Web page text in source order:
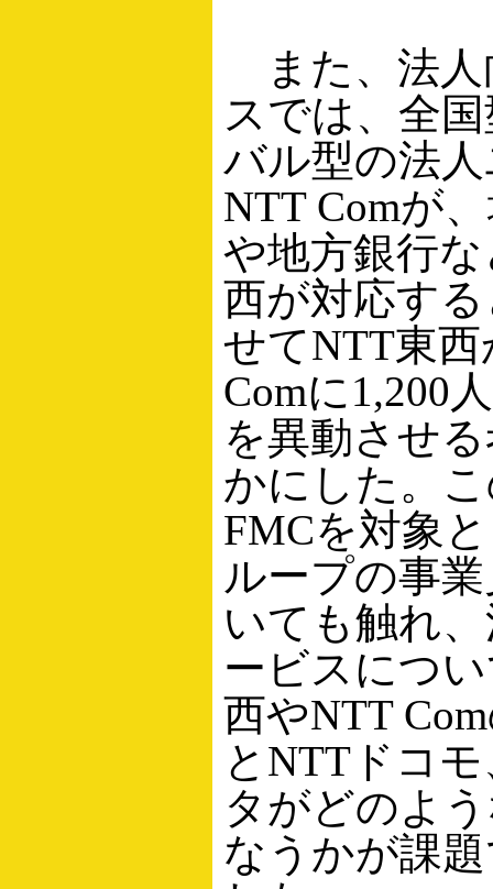
また、法人
スでは、全
バル型の法
NTT Comが
や地方銀行
西が対応す
せてNTT東
Comに1,200
を異動させ
かにした。
FMCを対象
ループの事
いても触れ
ービスにつ
西やNTT
とNTTドコ
タがどのよ
なうかが課